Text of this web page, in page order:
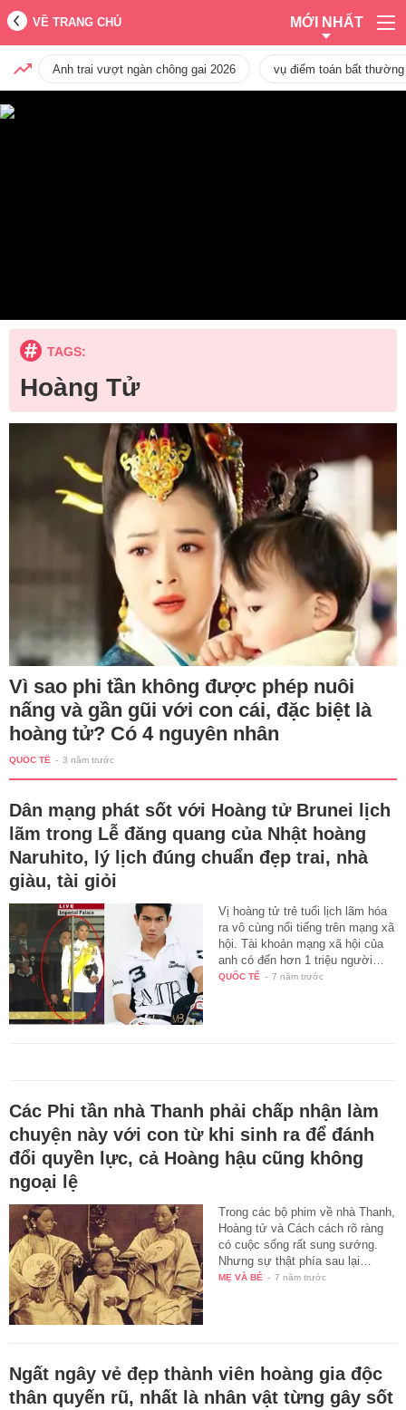
VỀ TRANG CHỦ MỚI NHẤT
Anh trai vượt ngàn chông gai 2026 vụ điểm toán bất
TAGS:
Hoàng Tử
Vì sao phi tần không được phép nuôi
nấng và gần gũi với con cái, đặc biệt là
hoàng tử? Có 4 nguyên nhân
QUỐC TẾ - 3 năm trước
Dân mạng phát sốt với Hoàng tử Brunei lịch
lãm trong Lễ đăng quang của Nhật hoàng
Naruhito, lý lịch đúng chuẩn đẹp trai, nhà
giàu, tài giỏi
Vị hoàng tử trẻ tuổi lịch lãm hóa
ra vô cùng nổi tiếng trên mạng xã
hội. Tài khoản mạng xã hội của
anh có đến hơn 1 triệu người…
QUỐC TẾ - 7 năm trước
Các Phi tần nhà Thanh phải chấp nhận làm
chuyện này với con từ khi sinh ra để đánh
đổi quyền lực, cả Hoàng hậu cũng không
ngoại lệ
Trong các bộ phim về nhà Thanh,
Hoàng tử và Cách cách rõ ràng
có cuộc sống rất sung sướng.
Nhưng sự thật phía sau lại…
MẸ VÀ BÉ - 7 năm trước
Ngất ngây vẻ đẹp thành viên hoàng gia độc
thân quyến rũ, nhất là nhân vật từng gây sốt